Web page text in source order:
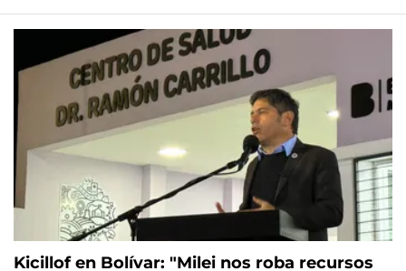
Kicillof en Bolívar: "Milei nos roba recursos